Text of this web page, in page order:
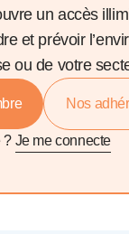
un accès
et prévoir
ou de votre
Nos
? Je me connecte